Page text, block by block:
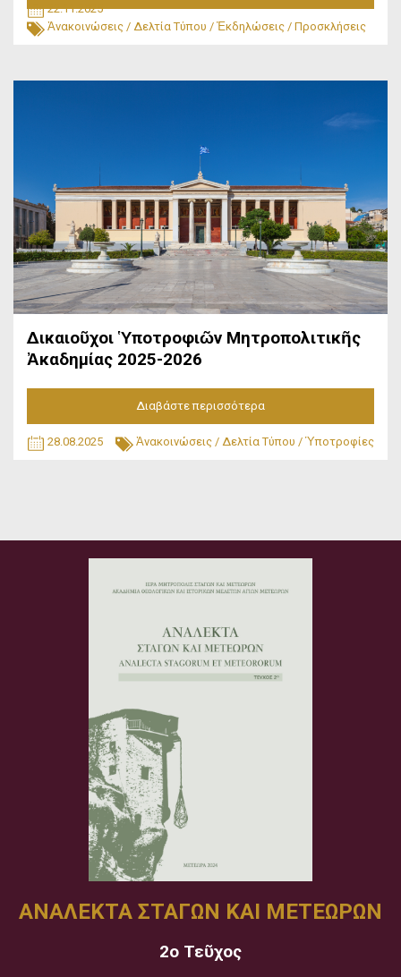
22.11.2025
Ἀνακοινώσεις / Δελτία Τύπου / Ἐκδηλώσεις / Προσκλήσεις
Δικαιοῦχοι Ὑποτροφιῶν Μητροπολιτικῆς
Ἀκαδημίας 2025-2026
Διαβάστε περισσότερα
28.08.2025 Ἀνακοινώσεις / Δελτία Τύπου / Ὑποτροφίες
ΑΝΑΛΕΚΤΑ ΣΤΑΓΩΝ ΚΑΙ ΜΕΤΕΩΡΩΝ
2ο Τεῦχος